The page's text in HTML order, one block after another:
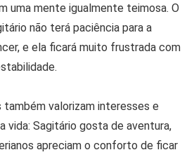
uma mente igualmente teimosa. O
não terá paciência para a
e ela ficará muito frustrada com
também valorizam interesses e
vida: Sagitário gosta de aventura,
apreciam o conforto de ficar